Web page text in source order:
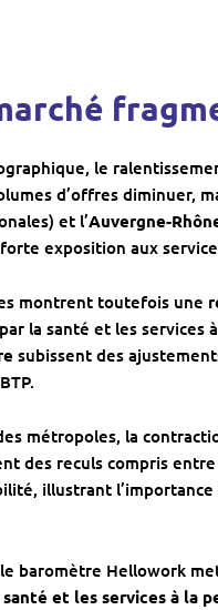
le
d’offres diminuer,
et l’Auvergne-
exposition aux
montrent toutefois une
la santé et les services
subissent des
métropoles, la
des reculs compris entre
illustrant l’importance
baromètre Hellowork
santé et les services à la